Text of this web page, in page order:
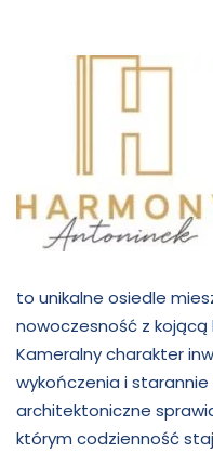
to unikalne osiedle
nowoczesność z kojącą
Kameralny charakter
wykończenia i
architektoniczne
którym codzienność